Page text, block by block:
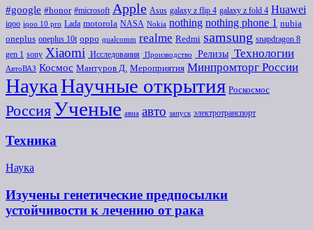
#google #honor #microsoft Apple Asus galaxy z flip 4 galaxy z fold 4 Huawei
iqoo iqoo 10 pro Lada motorola NASA Nokia nothing nothing phone 1 nubia
oneplus oneplus 10t oppo qualcomm realme Redmi samsung snapdragon 8
gen 1 sony Xiaomi Исследования Производство Релизы Технологии
АвтоВАЗ Космос Мантуров Д. Мероприятия Минпромторг России
НаукаНаучные открытия Роскосмос
Россия Ученые авиа авто запуск электротранспорт
Техника
Наука
Изучены генетические предпосылки
устойчивости к лечению от рака